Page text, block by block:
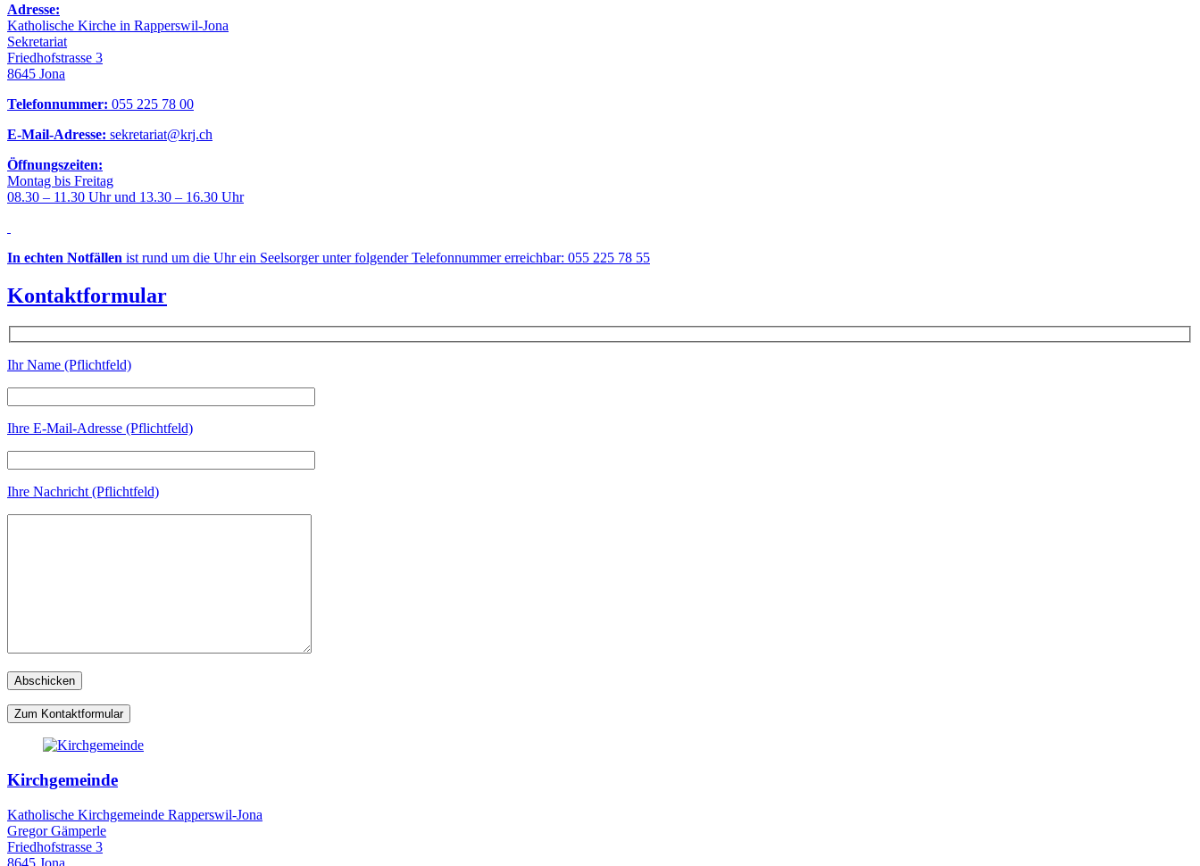
Adresse:
Katholische Kirche in Rapperswil-Jona
Sekretariat
Friedhofstrasse 3
8645 Jona
Telefonnummer: 055 225 78 00
E-Mail-Adresse: sekretariat@krj.ch
Öffnungszeiten:
Montag bis Freitag
08.30 – 11.30 Uhr und 13.30 – 16.30 Uhr
In echten Notfällen ist rund um die Uhr ein Seelsorger unter folgender Telefonnummer erreichbar: 055 225 78 55
Kontaktformular
Ihr Name (Pflichtfeld)
Ihre E-Mail-Adresse (Pflichtfeld)
Ihre Nachricht (Pflichtfeld)
Zum Kontaktformular
Kirchgemeinde
Katholische Kirchgemeinde Rapperswil-Jona
Gregor Gämperle
Friedhofstrasse 3
8645 Jona